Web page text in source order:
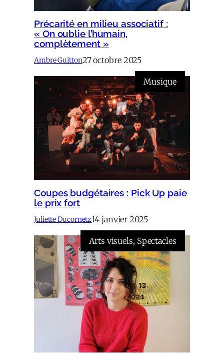
Précarité en milieu associatif :
« On oublie l’humain,
complètement »
Ambre Guitton27 octobre 2025
Musique
Coupes budgétaires : Pick Up paie
le prix fort
Juliette Ducornetz14 janvier 2025
Arts visuels, Spectacles